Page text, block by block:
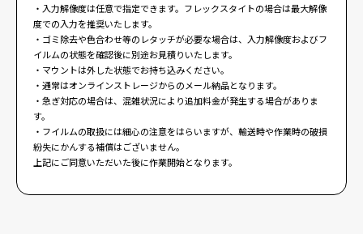
・入力解像度は任意で指定できます。フレックスタイトの場合は最大解像
度での入力を推奨いたします。
・ゴミ除去や色合わせ等のレタッチが必要な場合は、入力解像度およびフ
イルムの状態を確認後に別途お見積りいたします。
・マウントは外した状態でお持ち込みください。
・通常はオンラインストレージからのメール納品となります。
・急ぎ対応の場合は、混雑状況により追加料金が発生する場合がありま
す。
・フイルムの取扱には細心の注意をはらいますが、輸送時や作業時の破損
紛失にかんする補償はございません。
上記にご同意いただいた後に作業開始となります。